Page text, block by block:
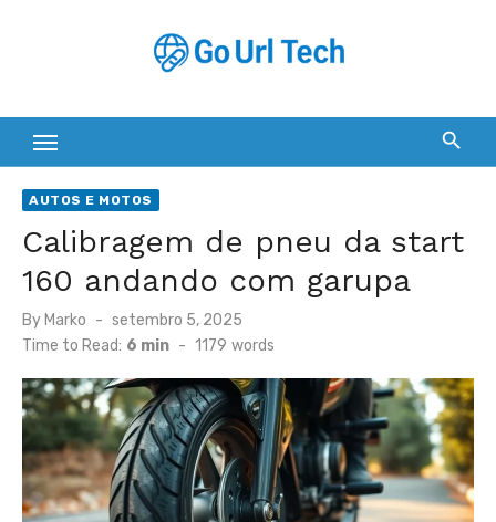
AUTOS E MOTOS
Calibragem de pneu da start
160 andando com garupa
By Marko
Posted
on
setembro 5, 2025
Time to Read: 6 min - 1179 words